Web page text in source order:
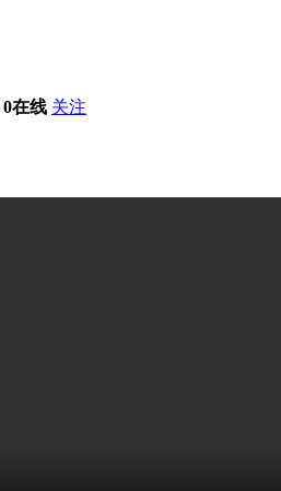
0在线 关注